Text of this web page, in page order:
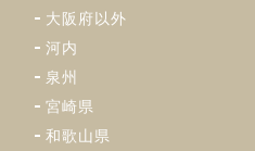
大阪府以外
河内
泉州
宮崎県
和歌山県